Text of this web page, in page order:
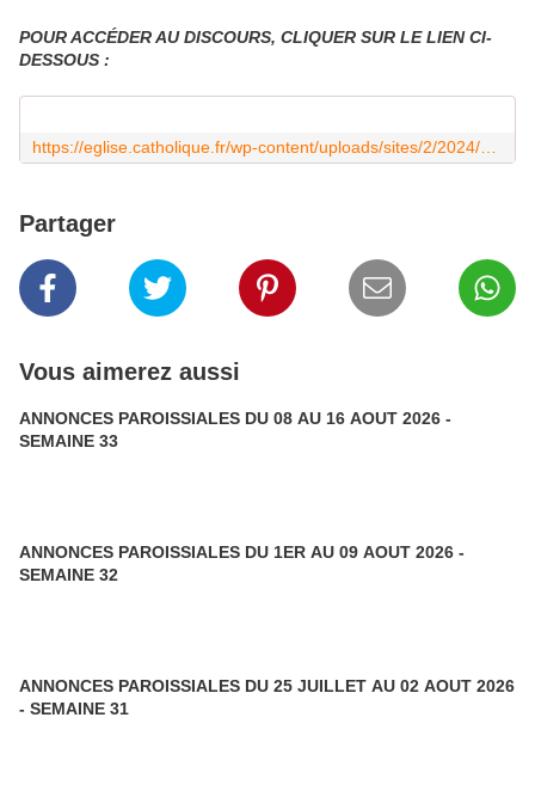
POUR ACCÉDER AU DISCOURS, CLIQUER SUR LE LIEN CI-
DESSOUS :
Partager
Vous aimerez aussi
ANNONCES PAROISSIALES DU 08 AU 16 AOUT 2026 -
SEMAINE 33
ANNONCES PAROISSIALES DU 1ER AU 09 AOUT 2026 -
SEMAINE 32
ANNONCES PAROISSIALES DU 25 JUILLET AU 02 AOUT 2026
- SEMAINE 31